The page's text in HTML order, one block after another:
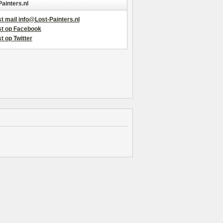
mail info@Lost-Painters.nl
op Facebook
op Twitter